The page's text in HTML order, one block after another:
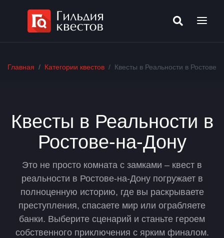
Главная Категории квестов Квесты в Реальности в Ростове-
Квесты в Реальности в
Ростове-на-Дону
Это не просто комната с замками – квест в
реальности в Ростове-на-Дону погружает в
полноценную историю, где вы раскрываете
преступления, спасаете мир или ограбляете
банки. Выберите сценарий и станьте героем
собственного приключения с ярким финалом.